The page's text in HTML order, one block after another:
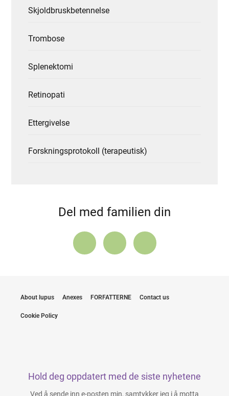
Skjoldbruskbetennelse
Trombose
Splenektomi
Retinopati
Ettergivelse
Forskningsprotokoll (terapeutisk)
Del med familien din
About lupus Anexes FORFATTERNE Contact us
Cookie Policy
Hold deg oppdatert med de siste nyhetene
Ved å sende inn e-posten min, samtykker jeg i å motta